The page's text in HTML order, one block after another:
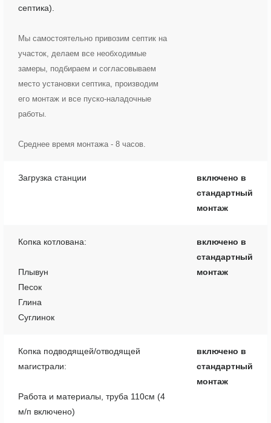
септика).
Мы самостоятельно привозим септик на
участок, делаем все необходимые
замеры, подбираем и согласовываем
место установки септика, производим
его монтаж и все пуско-наладочные
работы.
Среднее время монтажа - 8 часов.
Загрузка станции
включено в
стандартный
монтаж
Копка котлована:
Плывун
Песок
Глина
Суглинок
включено в
стандартный
монтаж
Копка подводящей/отводящей
магистрали:
Работа и материалы, труба 110см (4
м/п включено)
включено в
стандартный
монтаж